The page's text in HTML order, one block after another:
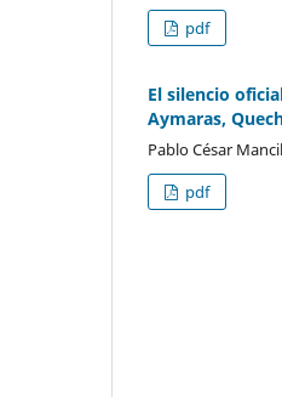
pdf
El silencio
Aymaras,
Pablo César
pdf